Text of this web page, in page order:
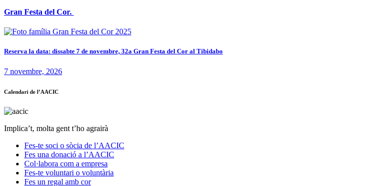
Gran Festa del Cor.
Reserva la data: dissabte 7 de novembre, 32a Gran Festa del Cor al Tibidabo
7 novembre, 2026
Calendari de l’AACIC
Implica’t, molta gent t’ho agrairà
Fes-te soci o sòcia de l’AACIC
Fes una donació a l’AACIC
Col·labora com a empresa
Fes-te voluntari o voluntària
Fes un regal amb cor